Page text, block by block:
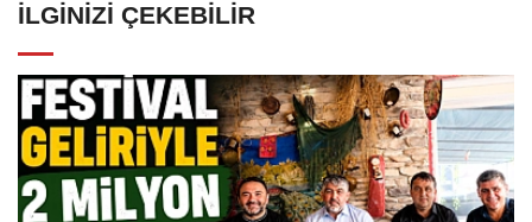
İLGINIZI ÇEKEBILIR